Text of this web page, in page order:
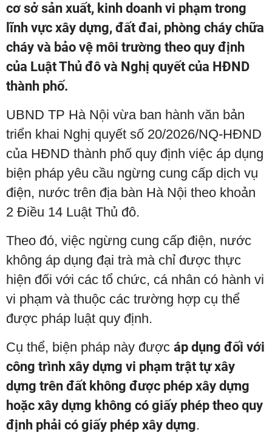
cơ sở sản xuất, kinh doanh vi phạm trong
lĩnh vực xây dựng, đất đai, phòng cháy chữa
cháy và bảo vệ môi trường theo quy định
của Luật Thủ đô và Nghị quyết của HĐND
thành phố.
UBND TP Hà Nội vừa ban hành văn bản
triển khai Nghị quyết số 20/2026/NQ-HĐND
của HĐND thành phố quy định việc áp dụng
biện pháp yêu cầu ngừng cung cấp dịch vụ
điện, nước trên địa bàn Hà Nội theo khoản
2 Điều 14 Luật Thủ đô.
Theo đó, việc ngừng cung cấp điện, nước
không áp dụng đại trà mà chỉ được thực
hiện đối với các tổ chức, cá nhân có hành vi
vi phạm và thuộc các trường hợp cụ thể
được pháp luật quy định.
Cụ thể, biện pháp này được áp dụng đối với
công trình xây dựng vi phạm trật tự xây
dựng trên đất không được phép xây dựng
hoặc xây dựng không có giấy phép theo quy
định phải có giấy phép xây dựng.